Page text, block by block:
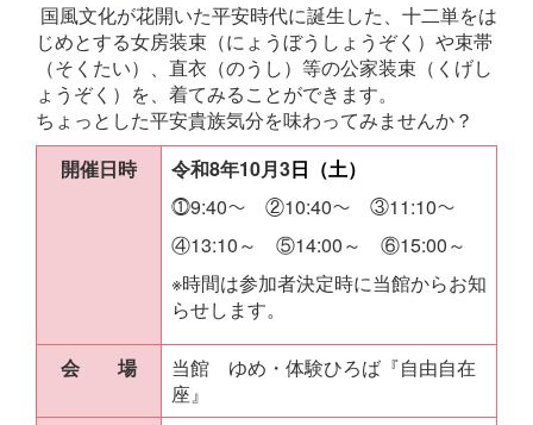
国風文化が花開いた平安時代に誕生した、十二単をは
じめとする女房装束（にょうぼうしょうぞく）や束帯
（そくたい）、直衣（のうし）等の公家装束（くげし
ょうぞく）を、着てみることができます。
ちょっとした平安貴族気分を味わってみませんか？
開催日時
令和8年10月3日（土）
⓵9:40～ ②10:40～ ③11:10～
④13:10～ ⑤14:00～ ⑥15:00～
※時間は参加者決定時に当館からお知
らせします。
会 場
当館 ゆめ・体験ひろば『自由自在
座』